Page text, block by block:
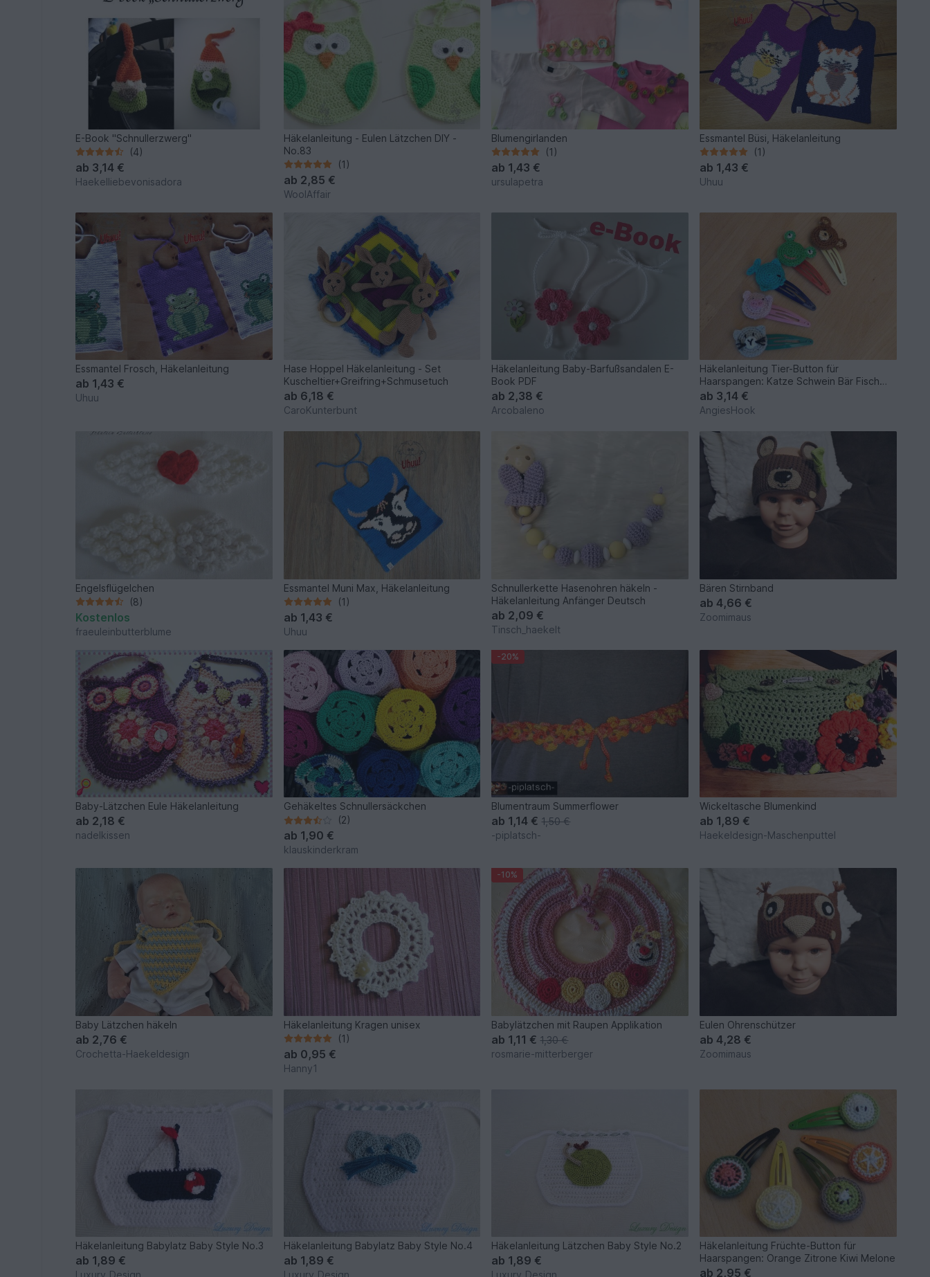
E-Book "Schnullerzwerg"
(4)
ab 3,14 €
Haekelliebevonisadora
Häkelanleitung - Eulen Lätzchen DIY -
No.83
(1)
ab 2,85 €
WoolAffair
Blumengirlanden
(1)
ab 1,43 €
ursulapetra
Essmantel Büsi, Häkelanleitung
(1)
ab 1,43 €
Uhuu
Essmantel Frosch, Häkelanleitung
ab 1,43 €
Uhuu
Hase Hoppel Häkelanleitung - Set
Kuscheltier+Greifring+Schmusetuch
ab 6,18 €
CaroKunterbunt
Häkelanleitung Baby-Barfußsandalen E-
Book PDF
ab 2,38 €
Arcobaleno
Häkelanleitung Tier-Button für
Haarspangen: Katze Schwein Bär Fisch
Frosch
ab 3,14 €
AngiesHook
Engelsflügelchen
(8)
Kostenlos
fraeuleinbutterblume
Essmantel Muni Max, Häkelanleitung
(1)
ab 1,43 €
Uhuu
Schnullerkette Hasenohren häkeln -
Häkelanleitung Anfänger Deutsch
ab 2,09 €
Tinsch_haekelt
Bären Stirnband
ab4,66 €
Zoomimaus
Baby-Lätzchen Eule Häkelanleitung
ab 2,18 €
nadelkissen
Gehäkeltes Schnullersäckchen
(2)
ab 1,90 €
klauskinderkram
-20%
Blumentraum Summerflower
ab 1,14 € 1,50 €
-piplatsch-
Wickeltasche Blumenkind
ab 1,89 €
Haekeldesign-Maschenputtel
Baby Lätzchen häkeln
ab 2,76 €
Crochetta-Haekeldesign
Häkelanleitung Kragen unisex
(1)
ab 0,95 €
Hanny1
-10%
Babylätzchen mit Raupen Applikation
ab 1,11 € 1,30 €
rosmarie-mitterberger
Eulen Ohrenschützer
ab4,28 €
Zoomimaus
Häkelanleitung Babylatz Baby Style No.3
ab 1,89 €
Häkelanleitung Babylatz Baby Style No.4
ab 1,89 €
Häkelanleitung Lätzchen Baby Style No.2
ab 1,89 €
Häkelanleitung Früchte-Button für
Haarspangen: Orange Zitrone Kiwi Melone
ab 2,95 €